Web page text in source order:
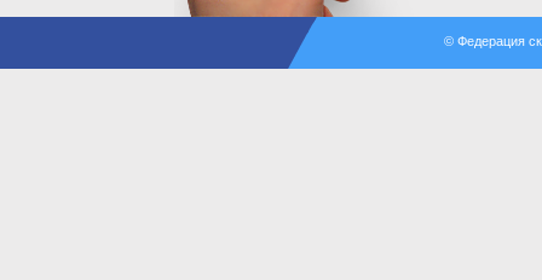
© Федерация